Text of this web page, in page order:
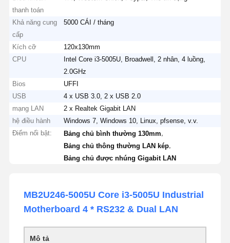
thanh toán
Khả năng cung
cấp
5000 CÁI / tháng
Kích cỡ
120x130mm
CPU
Intel Core i3-5005U, Broadwell, 2 nhân, 4 luồng,
2.0GHz
Bios
UFFI
USB
4 x USB 3.0, 2 x USB 2.0
mạng LAN
2 x Realtek Gigabit LAN
hệ điều hành
Windows 7, Windows 10, Linux, pfsense, v.v.
Điểm nổi bật:
Bảng chủ bình thường 130mm
Bảng chủ thông thường LAN kép
Bảng chủ được nhúng Gigabit LAN
MB2U246-5005U Core i3-5005U Industrial
Motherboard 4 * RS232 & Dual LAN
Mô tả